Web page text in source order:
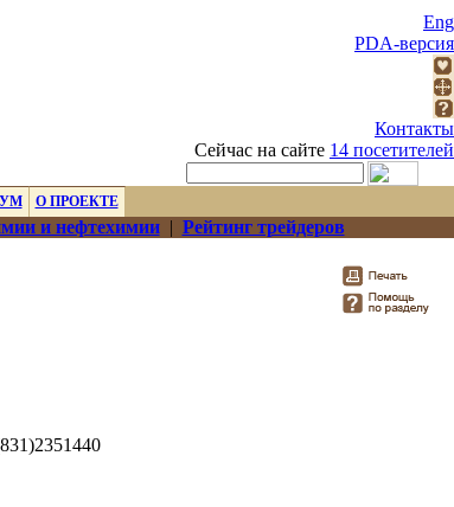
Eng
PDA-версия
Контакты
Сейчас на сайте 14 посетителей
О ПРОЕКТЕ
и нефтехимии| Рейтинг трейдеров